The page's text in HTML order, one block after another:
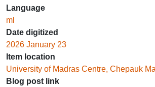
Language
ml
Date digitized
2026 January 23
Item location
University of Madras Centre, Chepauk
Blog post link